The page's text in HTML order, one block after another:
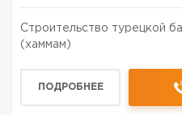
Строительство турецкой
(хаммам)
ПОДРОБНЕЕ